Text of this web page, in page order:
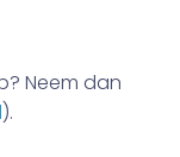
Neem dan
).